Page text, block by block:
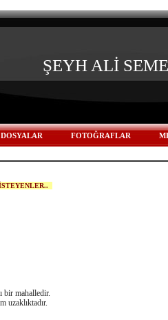
ŞEYH ALİ
DOSYALAR FOTOĞRAFLAR
bir mahalledir.
uzaklıktadır.